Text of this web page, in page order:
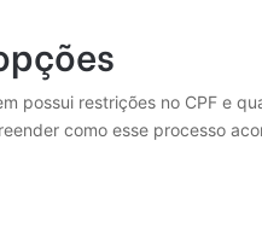
possui restrições no CPF e
como esse processo